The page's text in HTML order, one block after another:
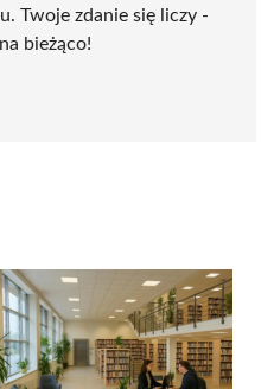
Twoje zdanie się liczy -
bieżąco!